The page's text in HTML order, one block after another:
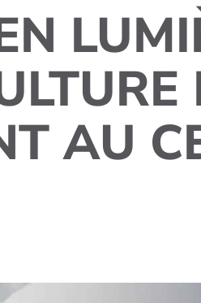
AU